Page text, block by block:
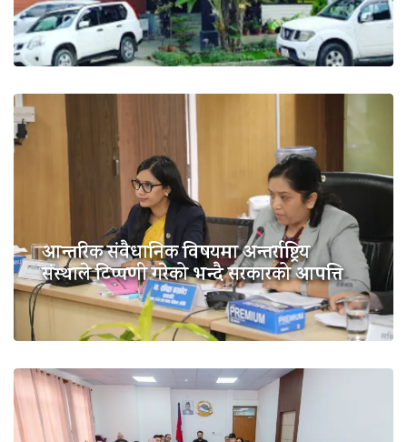
आन्तरिक संवैधानिक विषयमा अन्तर्राष्ट्रिय
संस्थाले टिप्पणी गरेको भन्दै सरकारको आपत्ति